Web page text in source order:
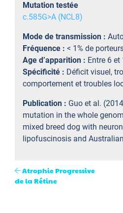
Mutation testée
c.585G>A (NCL8)
Mode de transmission :
Fréquence : < 1% de
Age d’apparition : Entre 6
Spécificité : Déficit visuel,
comportement et troubles
Publication : Guo et al.
mutation in the whole
mixed breed dog with
lipofuscinosis and
Atrophie Progressive
de la Rétine